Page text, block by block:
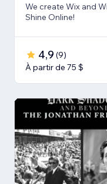
We create Wix and
Shine Online!
4,9 (9)
À partir de 75 $